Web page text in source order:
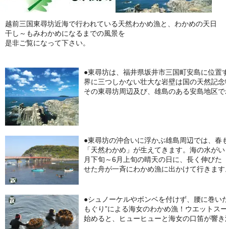
越前三国東尋坊近海で行われている天然わかめ漁と、わかめの天日
干し～もみわかめになるまでの風景を
是非ご覧になって下さい。
●東尋坊は、福井県坂井市三国町安島に位
界に三つしかない壮大な岩壁は国の天然記
その東尋坊周辺及び、雄島のある安島地区
●東尋坊の沖合いに浮かぶ雄島周辺では、
「天然わかめ」が生えてきます。海の水が
月下旬～6月上旬の晴天の日に、長く伸び
せた舟が一斉にわかめ漁に出かけて行きま
●シュノーケルやボンベを付けず、腰に巻い
もぐり”による海女のわかめ漁！ウエットス
始めると、ヒューヒューと海女の口笛が響